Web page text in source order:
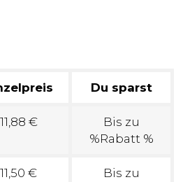
Du sparst
11,88 €
Bis zu
%Rabatt %
11,50 €
Bis zu